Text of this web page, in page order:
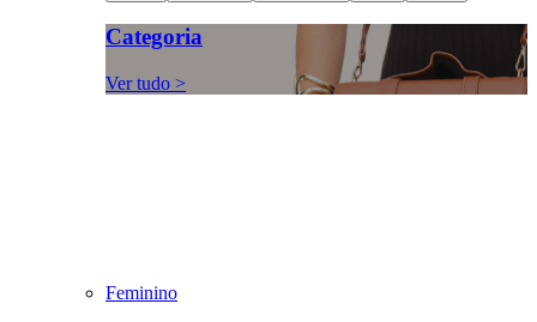
Categoria
Ver tudo >
Feminino